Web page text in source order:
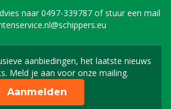
naar0497-339787of stuur een mail
aanbiedingen, het laatste nieuws
Meld je aan voor onze mailing.
Schrijf je in voor onze
Aanmelden